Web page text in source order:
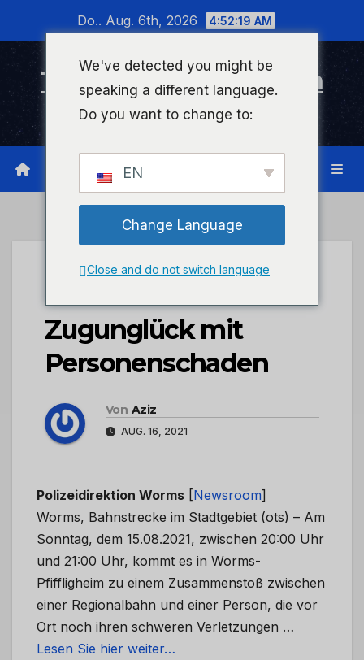
wechseln
Do.. Aug. 6th, 2026 4:52:20 AM
Timeline Bad Kreuznach
Infonetzwerk für Bad Kreuznach
UNCATEGORIZED
POL-PDWO:
Zugunglück mit
Personenschaden
Von Aziz
AUG. 16, 2021
Polizeidirektion Worms [Newsroom]
Worms, Bahnstrecke im Stadtgebiet (ots) – Am
Sonntag, dem 15.08.2021, zwischen 20:00 Uhr
und 21:00 Uhr, kommt es in Worms-
Pfiffligheim zu einem Zusammenstoß zwischen
einer Regionalbahn und einer Person, die vor
Ort noch ihren schweren Verletzungen …
Lesen Sie hier weiter…
We've detected you might be
speaking a different language.
Do you want to change to:
EN
Change Language
Close and do not switch language